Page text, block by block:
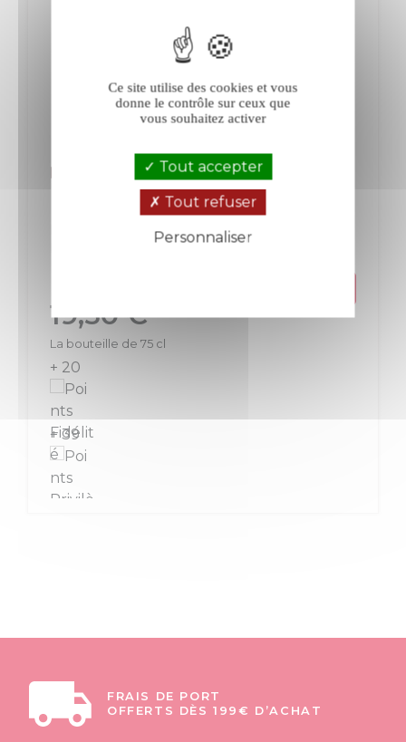
Mas Jullien Vin d'une Nuit rosé 2025
Languedoc-Roussillon
Prix
19,50 €
La bouteille de 75 cl
+ 20
+ 39
FRAIS DE PORT
OFFERTS DÈS 199€ D’ACHAT
Ce site utilise des cookies et vous
donne le contrôle sur ceux que
vous souhaitez activer
Tout accepter
Tout refuser
Personnaliser